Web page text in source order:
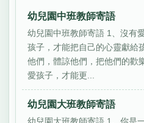
幼兒園中班教師寄語
幼兒園中班教師寄語 1、沒有
孩子，才能把自己的心靈獻給
他們，體諒他們，把他們的歡
愛孩子，才能更...
幼兒園大班教師寄語
幼兒園大班教師寄語 1、你是